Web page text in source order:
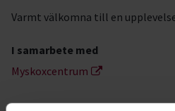
Varmt välkomna till en
I samarbete med
Myskoxcentrum